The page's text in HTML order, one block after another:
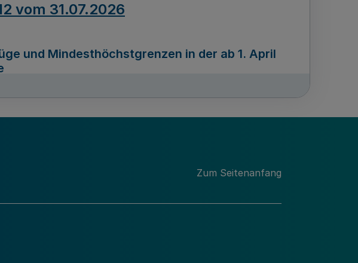
vom 31.07.2026
und Mindesthöchstgrenzen in der ab 1. April
des Förderprogramms „Mittelstand Innovativ &
Zum Seitenanfang